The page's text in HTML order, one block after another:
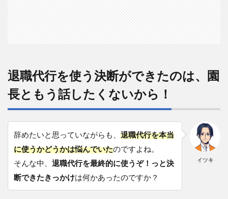
退職代行を使う決断ができたのは、園
長ともう話したくないから！
イツキ
辞めたいと思っていながらも、 退職代行を本当
に使うかどうかは悩んでいたのですよね。
そんな中、 退職代行を最終的に使うぞ！っと決
断できたきっかけは何かあったのですか？